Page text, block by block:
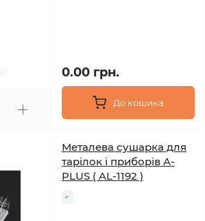
0.00 грн.
До кошика
Металева сушарка для
тарілок і приборів A-
PLUS ( AL-1192 )